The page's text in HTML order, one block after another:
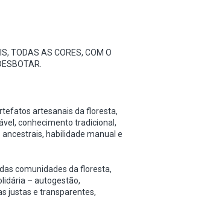
TODAS AS CORES, COM O
artesanais da floresta,
conhecimento tradicional,
habilidade manual e
comunidades da floresta,
– autogestão,
justas e transparentes,